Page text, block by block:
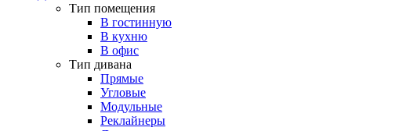
Тип помещения
В гостинную
В кухню
В офис
Тип дивана
Прямые
Угловые
Модульные
Реклайнеры